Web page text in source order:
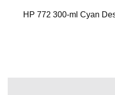
HP 772 300-ml Cyan